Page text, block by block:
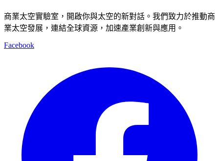
商業太空實驗室，開啟你與太空的新對話。我們致力於推動商
業太空發展，連結全球資源，加速產業創新與應用。
Facebook